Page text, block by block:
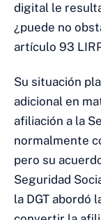
digital le
¿puede no
artículo 93
Su situación
adicional en
afiliación a la
normalmente
pero su
Seguridad
la DGT abordó